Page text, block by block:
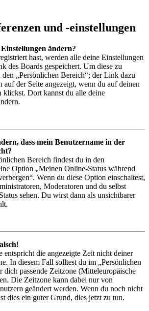
und -einstellungen
ändern?
hast, werden alle deine Einstellungen
des Boards gespeichert. Um diese zu
den „Persönlichen Bereich“; der Link dazu
auf der Seite angezeigt, wenn du auf deinen
klickst. Dort kannst du alle deine
dass mein Benutzername in der
Bereich findest du in den
Option „Meinen Online-Status während
Wenn du diese Option einschaltest,
Moderatoren und du selbst
sehen. Du wirst dann als unsichtbarer
entspricht die angezeigte Zeit nicht deiner
In diesem Fall solltest du im „Persönlichen
dich passende Zeitzone (Mitteleuropäische
Die Zeitzone kann dabei nur von
geändert werden. Wenn du noch nicht
dies ein guter Grund, dies jetzt zu tun.